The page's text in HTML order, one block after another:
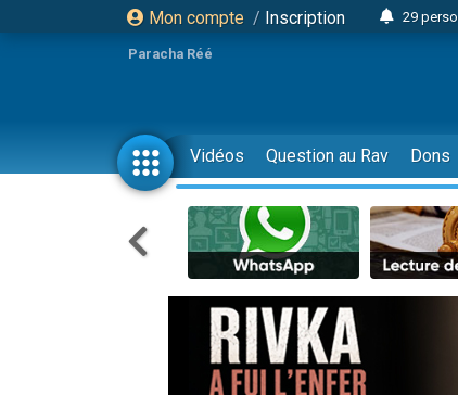
Mon compte / Inscription
29
16
2
6
4
2
17
4
Il
Eva
4
Paracha Réé
Vidéos Question au Rav Dons